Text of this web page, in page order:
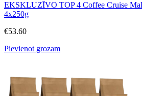
EKSKLUZĪVO TOP 4 Coffee Cruise
4x250g
€53.60
Pievienot grozam